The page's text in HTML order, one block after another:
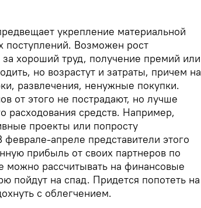
укрепление материальной
поступлений. Возможен рост
хороший труд, получение премий или
но возрастут и затраты, причем на
развлечения, ненужные покупки.
от этого не пострадают, но лучше
расходования средств. Например,
проекты или попросту
апреле представители этого
прибыль от своих партнеров по
можно рассчитывать на финансовые
пойдут на спад. Придется попотеть на
с облегчением.